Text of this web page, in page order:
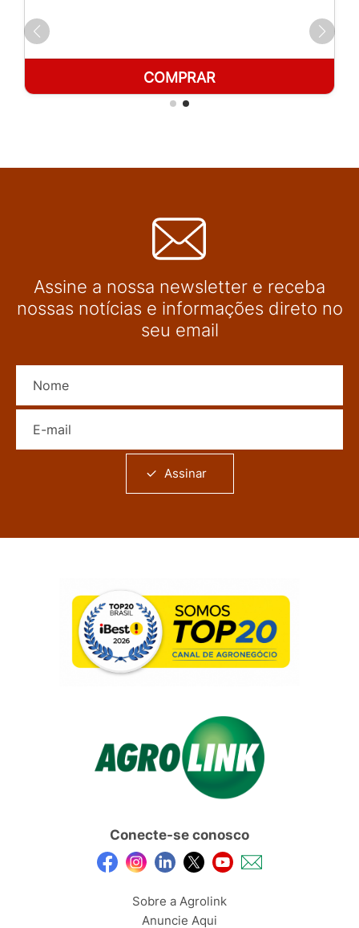
COMPRAR
Assine a nossa newsletter e receba
nossas notícias e informações direto no
seu email
Assinar
Conecte-se conosco
Sobre a Agrolink
Anuncie Aqui